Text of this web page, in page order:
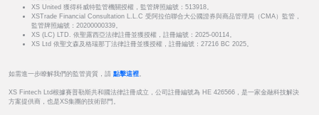
XS United 獲得科威特監管機關授權，監管牌照編號：513918。
XSTrade Financial Consultation L.L.C 受阿拉伯聯合大公國證券與商品管理局（CMA）監管，
監管牌照編號：20200000339。
XS (LC) LTD. 依聖露西亞法律註冊並獲授權，註冊編號：2025-00114。
XS Ltd 依聖文森及格瑞那丁法律註冊並獲授權，註冊編號：27216 BC 2025。
如需進一步瞭解我們的監管資質，請 點擊這裡。
XS Fintech Ltd根據賽普勒斯共和國法律註冊成立，公司註冊編號為 HE 426566，是一家金融科技解決
方案提供商，也是XS集團的技術部門。